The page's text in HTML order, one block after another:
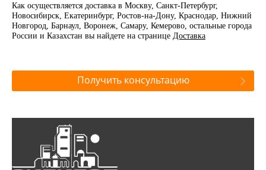
Как осуществляется доставка в Москву, Санкт-Петербург,
Новосибирск, Екатеринбург, Ростов-на-Дону, Краснодар, Нижний
Новгород, Барнаул, Воронеж, Самару, Кемерово, остальные города
России и Казахстан вы найдете на странице Доставка
Получить консультацию